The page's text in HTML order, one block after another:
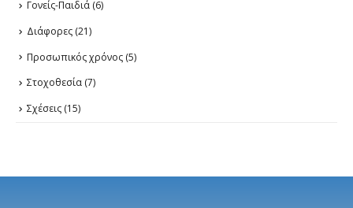
Γονείς-Παιδιά (6)
Διάφορες (21)
Προσωπικός χρόνος (5)
Στοχοθεσία (7)
Σχέσεις (15)